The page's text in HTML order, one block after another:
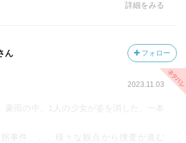
詳細をみる
ん フォロー
2023.11.03
豪雨の中、1人の少女が姿を消した、一本
事件、、、様々な観点から捜査が進む